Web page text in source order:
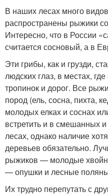
В наших лесах много
распространены рыжики
Интересно, что в России
считается сосновый, а в
Эти грибы, как и грузди,
людских глаз, в местах,
тропинок и дорог. Все
пород (ель, сосна, пихта,
молодых елках и соснах
встретить и в смешанных
лесах, однако наличие
деревьев обязательно.
рыжиков — молодые
— опушки и лесные
Их трудно перепутать с